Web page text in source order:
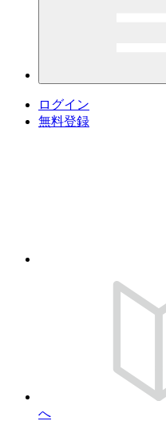
ログイン
無料登録
へ